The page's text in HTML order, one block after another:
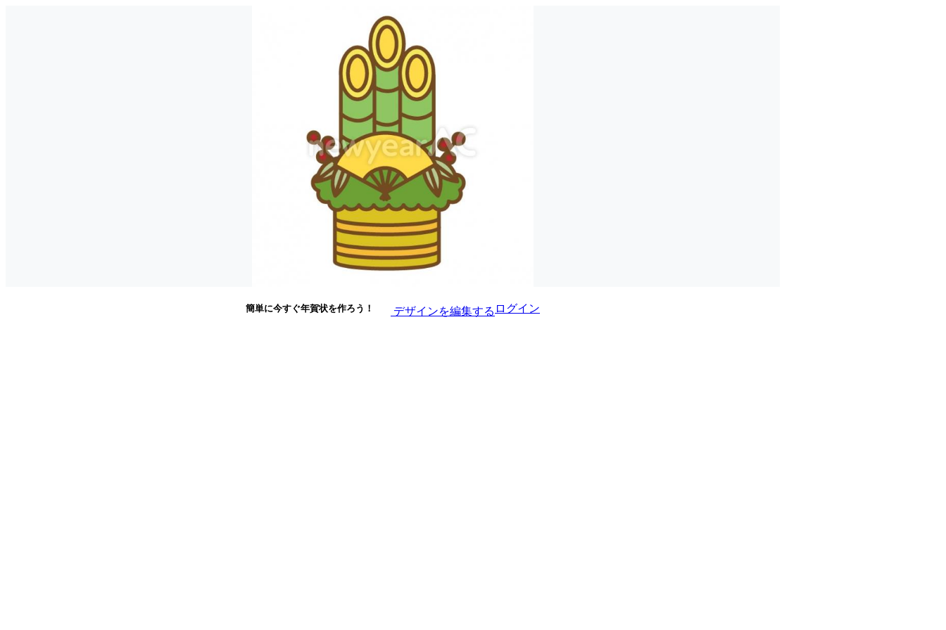
簡単に今すぐ年賀状を作ろう！ デザインを編集する ログイン